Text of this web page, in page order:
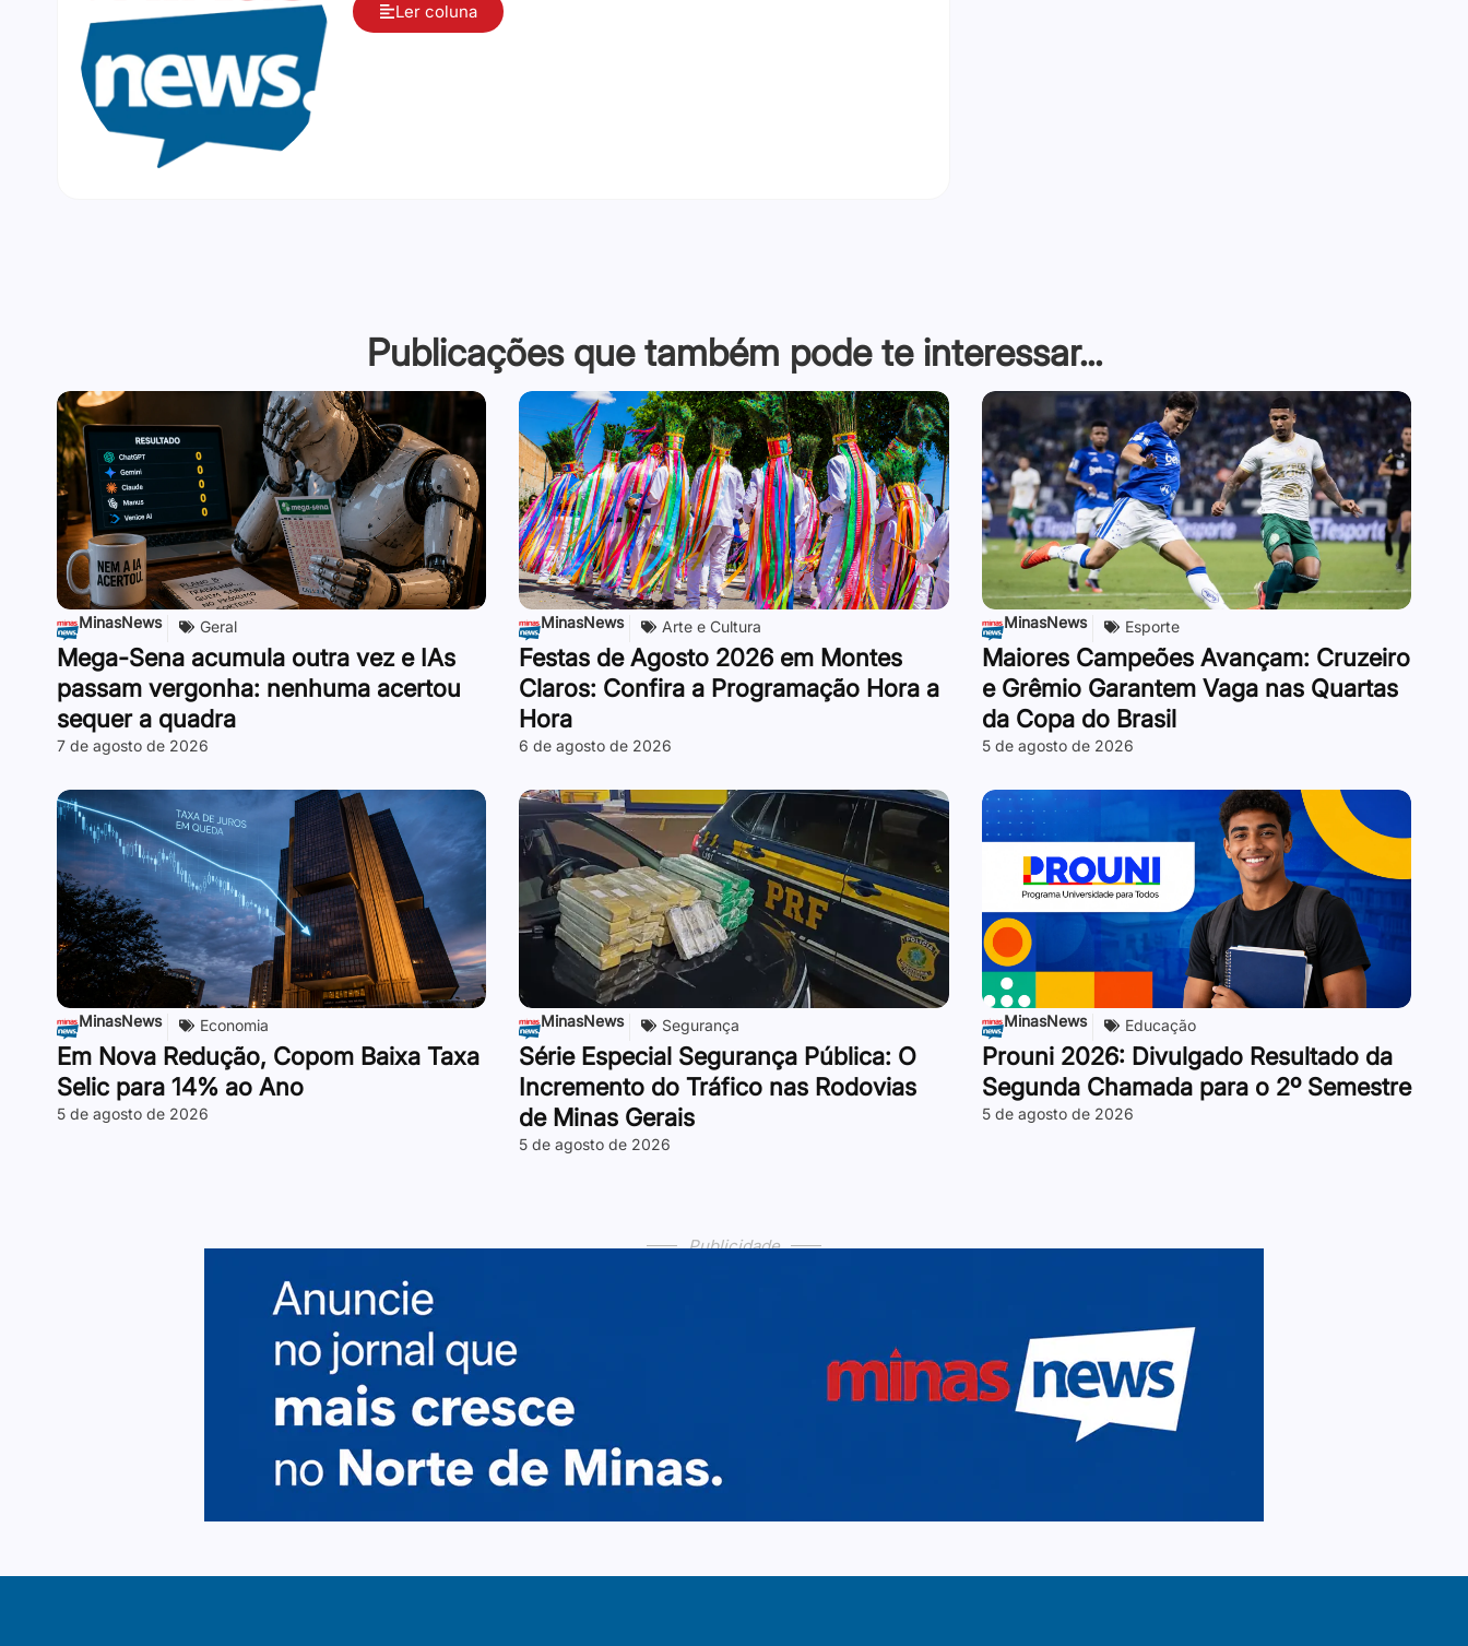
Ler coluna
Publicações que também pode te interessar...
MinasNews Geral
Mega-Sena acumula outra vez e IAs
passam vergonha: nenhuma acertou
sequer a quadra
7 de agosto de 2026
MinasNews Arte e Cultura
Festas de Agosto 2026 em Montes
Claros: Confira a Programação Hora a
Hora
6 de agosto de 2026
MinasNews Esporte
Maiores Campeões Avançam: Cruzeiro
e Grêmio Garantem Vaga nas Quartas
da Copa do Brasil
5 de agosto de 2026
MinasNews Economia
Em Nova Redução, Copom Baixa Taxa
Selic para 14% ao Ano
5 de agosto de 2026
MinasNews Segurança
Série Especial Segurança Pública: O
Incremento do Tráfico nas Rodovias
de Minas Gerais
5 de agosto de 2026
MinasNews Educação
Prouni 2026: Divulgado Resultado da
Segunda Chamada para o 2º Semestre
5 de agosto de 2026
Publicidade